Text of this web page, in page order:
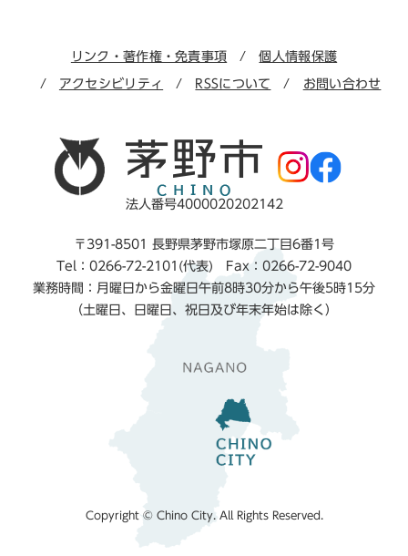
リンク・著作権・免責事項 個人情報保護
アクセシビリティ RSSについて お問い合わせ
法人番号4000020202142
〒391-8501 長野県茅野市塚原二丁目6番1号
Tel：0266-72-2101(代表) Fax：0266-72-9040
業務時間：月曜日から金曜日午前8時30分から午後5時15分
（土曜日、日曜日、祝日及び年末年始は除く）
Copyright © Chino City. All Rights Reserved.